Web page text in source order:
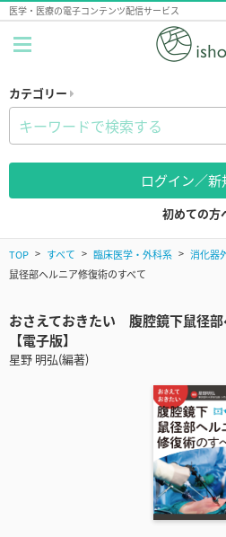
医学・医療の電子コンテンツ配信サービス
カテゴリー
ログイン／新
初めての方
TOP すべて 臨床医学・外科系 消化器
鼠径部ヘルニア修復術のすべて
おさえておきたい 腹腔鏡下鼠径部
【電子版】
星野 明弘(編著)